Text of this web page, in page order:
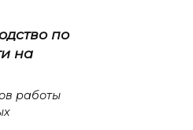
по
на
работы